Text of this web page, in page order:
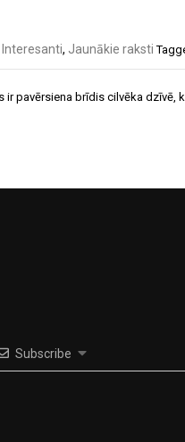
Interesanti, Jaunākie raksti
ir pavērsiena brīdis cilvēka dzīvē,
Subscribe